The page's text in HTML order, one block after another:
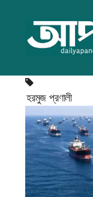
হরমুজ প্রণালী